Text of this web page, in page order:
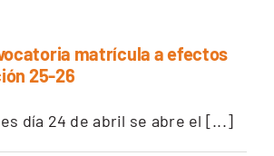
matrícula a efectos
25-26
día 24 de abril se abre el [...]